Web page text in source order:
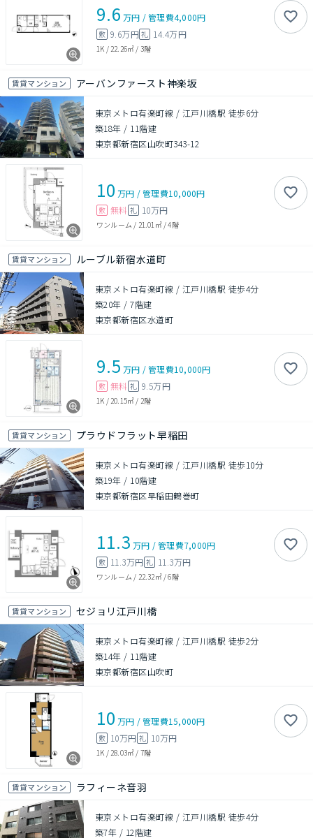
9.6 万円 /管理費4,000円
敷 9.6万円礼 14.4万円
1K / 22.26㎡ / 3階
賃貸マンション アーバンファースト神楽坂
東京メトロ有楽町線 / 江戸川橋駅 徒歩6分
築18年 / 11階建
東京都新宿区山吹町343-12
10 万円 /管理費10,000円
敷 無料 礼 10万円
ワンルーム / 21.01㎡/4階
賃貸マンション ルーブル新宿水道町
東京メトロ有楽町線 / 江戸川橋駅 徒歩4分
築20年 /7階建
東京都新宿区水道町
9.5 万円 /管理費10,000円
敷 無料 礼 9.5万円
1K / 20.15㎡ / 2階
賃貸マンション プラウドフラット早稲田
東京メトロ有楽町線 / 江戸川橋駅 徒歩10分
築19年 / 10階建
東京都新宿区早稲田鶴巻町
11.3 万円 /管理費7,000円
敷 11.3万円 礼 11.3万円
ワンルーム / 22.32㎡/6階
賃貸マンション セジョリ江戸川橋
東京メトロ有楽町線 / 江戸川橋駅 徒歩2分
築14年 / 11階建
東京都新宿区山吹町
10 万円 /管理費15,000円
敷 10万円 礼 10万円
1K / 28.03㎡ / 7階
賃貸マンション ラフィーネ音羽
東京メトロ有楽町線 / 江戸川橋駅 徒歩4分
築7年 / 12階建